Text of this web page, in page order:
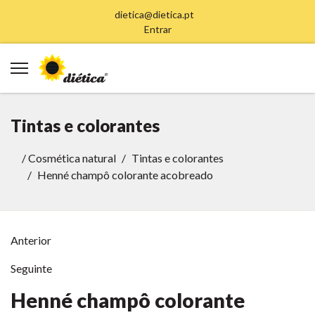
dietica@dietica.pt
Entrar
Tintas e colorantes
/Cosmética natural
Tintas e colorantes
Henné champô colorante acobreado
Anterior
Seguinte
Henné champô colorante